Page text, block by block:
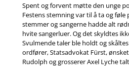
Spent og forvent møtte den unge
Festens stemning var til å ta og føle
stemmer og sangerne hadde alt
hvite sangerluer. Og det skyldtes
Svulmende taler ble holdt og
ordfører, Statsadvokat Fürst,
Rudolph og grosserer Axel Lyche